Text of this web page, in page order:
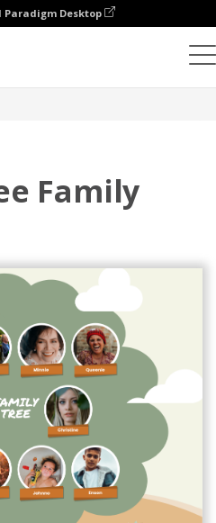
Paradigm Desktop
Family